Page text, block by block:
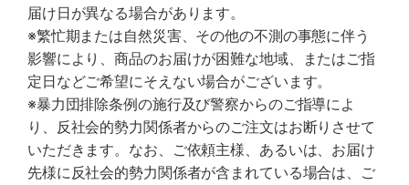
届け日が異なる場合があります。
※繁忙期または自然災害、その他の不測の事態に伴う
影響により、商品のお届けが困難な地域、またはご指
定日などご希望にそえない場合がございます。
※暴力団排除条例の施行及び警察からのご指導によ
り、反社会的勢力関係者からのご注文はお断りさせて
いただきます。なお、ご依頼主様、あるいは、お届け
先様に反社会的勢力関係者が含まれている場合は、ご